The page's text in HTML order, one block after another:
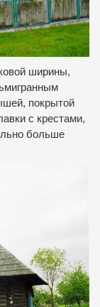
ширины,
покрытой
с крестами,
больше